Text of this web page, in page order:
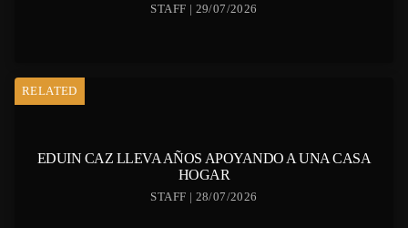
STAFF | 29/07/2026
RELATED
EDUIN CAZ LLEVA AÑOS APOYANDO A UNA CASA
HOGAR
STAFF | 28/07/2026